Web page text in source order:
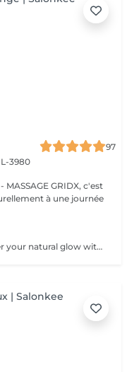
97
3980
GRIDX, c'est
à une journée
Myoplastic face massage - rediscover your natural glow with the deeply rejuvenating myoplastic face massage. This unique technique works not only on the surface of your skin but also on the deeper layers of muscles and fascia. Through precise, sculpting movements, it releases tension, improves circulation, and restores elasticity. The result? A lifted, defined, and radiant look that feels as refreshing as it appears. Every session is like a reset for your face leaving you looking youthful, relaxed, and glowing with vitality. Buccal face massage - is one of the most exclusive beauty treatments loved by celebrities worldwide. Performed both outside and inside the mouth, it targets the deepest facial muscles that are rarely activated. This powerful technique relieves jaw tension, sculpts cheekbones, plumps lips naturally, and improves lymphatic drainage. The result is a beautifully contoured, youthful face with a radiant, healthy glow. After just one session, you'll feel lighter, fresher, and more confident. This is an experience that goes beyond beauty, reaching harmony and balance.